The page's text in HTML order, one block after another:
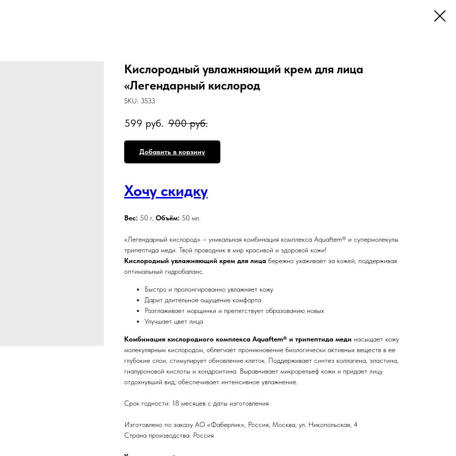
Кислородный увлажняющий крем для лица
«Легендарный кислород
SKU: 3533
599 руб. 900 руб.
Добавить в корзину
Хочу скидку
Вес: 50 г, Объём: 50 мл.
«Легендарный кислород» – уникальная комбинация комплекса Aquaftem® и супермолекулы
трипептида меди. Твой проводник в мир красивой и здоровой кожи!
Кислородный увлажняющий крем для лица бережно ухаживает за кожей, поддерживая
оптимальный гидробаланс.
Быстро и пролонгированно увлажняет кожу
Дарит длительное ощущение комфорта
Разглаживает морщинки и препятствует образованию новых
Улучшает цвет лица
Комбинация кислородного комплекса Aquaftem® и трипептида меди насыщает кожу
молекулярным кислородом, облегчает проникновение биологически активных веществ в ее
глубокие слои, стимулирует обновление клеток. Поддерживает синтез коллагена, эластина,
гиалуроновой кислоты и хондроитина. Выравнивает микрорельеф кожи и придает лицу
отдохнувший вид, обеспечивает интенсивное увлажнение.
Срок годности: 18 месяцев с даты изготовления
Изготовлено по заказу АО «Фаберлик», Россия, Москва, ул. Никопольская, 4
Страна производства: Россия